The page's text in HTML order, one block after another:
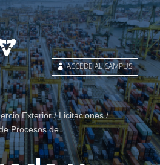
ACCEDE AL CAMPUS
Exterior/Licitaciones/
Procesos de